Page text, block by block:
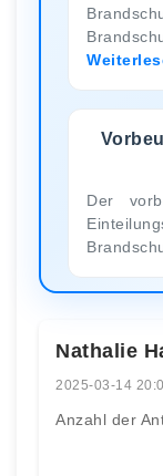
Der
Nathalie
2025-03-14
Anzahl der